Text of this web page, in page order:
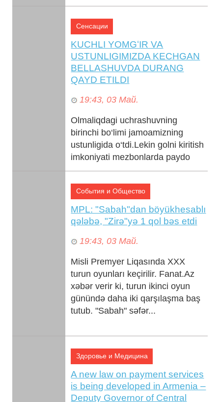
Сенсации
KUCHLI YOMGʻIR VA
USTUNLIGIMIZDA KECHGAN
BELLASHUVDA DURANG
QAYD ETILDI
19:43, 03 Май.
Olmaliqdagi uchrashuvning
birinchi bo‘limi jamoamizning
ustunligida o‘tdi.Lekin golni kiritish
imkoniyati mezbonlarda paydo
bo‘ldi.Chap qanotdan jari...
События и Общество
MPL: "Sabah"dan böyükhesablı
qələbə, "Zirə"yə 1 qol bəs etdi
19:43, 03 Май.
Misli Premyer Liqasında XXX
turun oyunları keçirilir. Fanat.Az
xəbər verir ki, turun ikinci oyun
günündə daha iki qarşılaşma baş
tutub. "Sabah" səfər...
Здоровье и Медицина
A new law on payment services
is being developed in Armenia –
Deputy Governor of Central